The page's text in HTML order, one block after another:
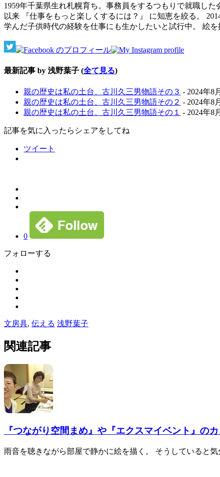
1959年千葉県生れ札幌育ち。事務員をするつもりで就職し
以来 『仕事をもっと楽しくするには？』 に知恵を絞る。
学んだ子供時代の経験を仕事にも生かしたいと試行中。 絵
最新記事 by 浅野葉子 (全て見る)
親の歴史は私の土台、古川久三男物語その３ - 2024年8
親の歴史は私の土台、古川久三男物語その２ - 2024年8
親の歴史は私の土台、古川久三男物語その１
- 2024年8
記事を気に入ったらシェアをしてね
ツイート
0
フォローする
文房具, 伝える 浅野葉子
関連記事
『つながり空間まめ』や『エクスマイベント』の
雨音を聴きながら部屋で静かに絵を描く。 そうしていると